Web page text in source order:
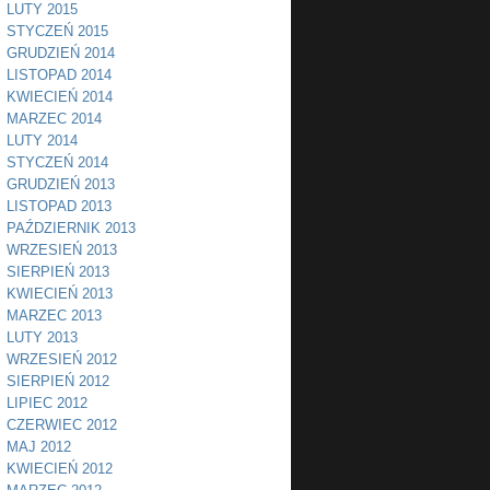
LUTY 2015
STYCZEŃ 2015
GRUDZIEŃ 2014
LISTOPAD 2014
KWIECIEŃ 2014
MARZEC 2014
LUTY 2014
STYCZEŃ 2014
GRUDZIEŃ 2013
LISTOPAD 2013
PAŹDZIERNIK 2013
WRZESIEŃ 2013
SIERPIEŃ 2013
KWIECIEŃ 2013
MARZEC 2013
LUTY 2013
WRZESIEŃ 2012
SIERPIEŃ 2012
LIPIEC 2012
CZERWIEC 2012
MAJ 2012
KWIECIEŃ 2012